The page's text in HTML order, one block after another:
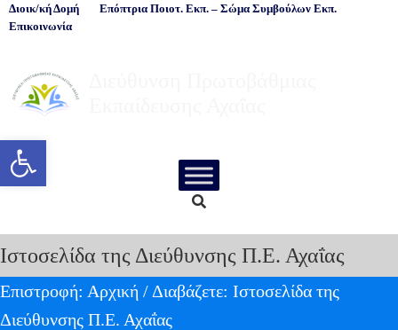
Ανοίξτε τη γραμμή εργαλείων
Διοικ/κή Δομή
Επόπτρια Ποιοτ. Εκπ. – Σώμα Συμβούλων Εκπ.
Επικοινωνία
Ιστοσελίδα της Διεύθυνσης Π.Ε. Αχαΐας
Επιστροφή: Αρχική / Διαβάζετε: Ιστοσελίδα της
Διεύθυνσης Π.Ε. Αχαΐας